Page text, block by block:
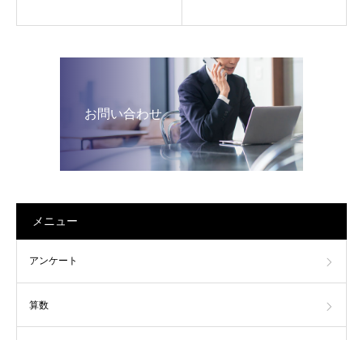
お問い合わせ
メニュー
アンケート
算数